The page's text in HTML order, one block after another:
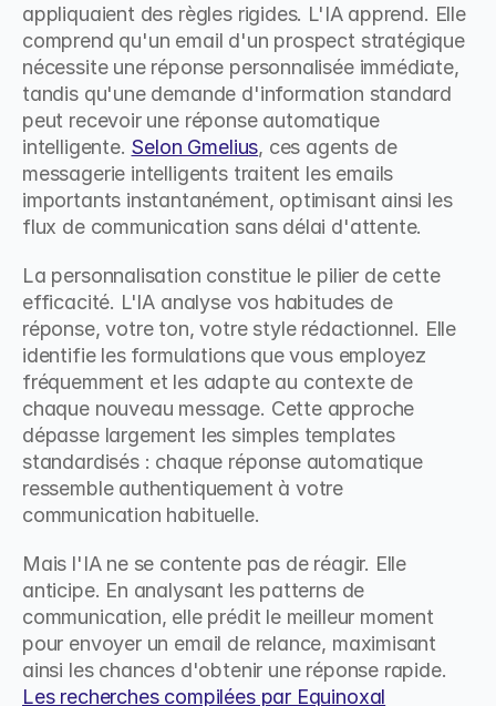
appliquaient des règles rigides. L'IA apprend. Elle
comprend qu'un email d'un prospect stratégique
nécessite une réponse personnalisée immédiate,
tandis qu'une demande d'information standard
peut recevoir une réponse automatique
intelligente. Selon Gmelius, ces agents de
messagerie intelligents traitent les emails
importants instantanément, optimisant ainsi les
flux de communication sans délai d'attente.
La personnalisation constitue le pilier de cette
efficacité. L'IA analyse vos habitudes de
réponse, votre ton, votre style rédactionnel. Elle
identifie les formulations que vous employez
fréquemment et les adapte au contexte de
chaque nouveau message. Cette approche
dépasse largement les simples templates
standardisés : chaque réponse automatique
ressemble authentiquement à votre
communication habituelle.
Mais l'IA ne se contente pas de réagir. Elle
anticipe. En analysant les patterns de
communication, elle prédit le meilleur moment
pour envoyer un email de relance, maximisant
Les recherches compilées par Equinoxal